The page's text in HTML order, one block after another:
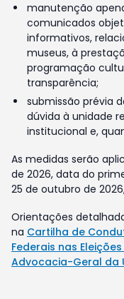
manutenção
comunicados
informativos,
museus, à
programação
transparência;
submissão prévia
dúvida à unidade
institucional e,
As medidas serão
de 2026, data do
25 de outubro de
Orientações
na Cartilha de
Federais nas
Advocacia-Geral da